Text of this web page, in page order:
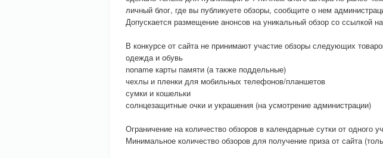
личный блог, где вы публикуете обзоры, сообщите о нем
Допускается размещение анонсов на уникальный обзор со ссылкой
В конкурсе от сайта не принимают участие обзоры следующих
одежда и обувь
noname карты памяти (а также поддельные)
чехлы и пленки для мобильных телефонов/планшетов
сумки и кошельки
солнцезащитные очки и украшения (на усмотрение администрации)
Ограничение на количество обзоров в календарные сутки от
Минимальное количество обзоров для получение приза от сайта